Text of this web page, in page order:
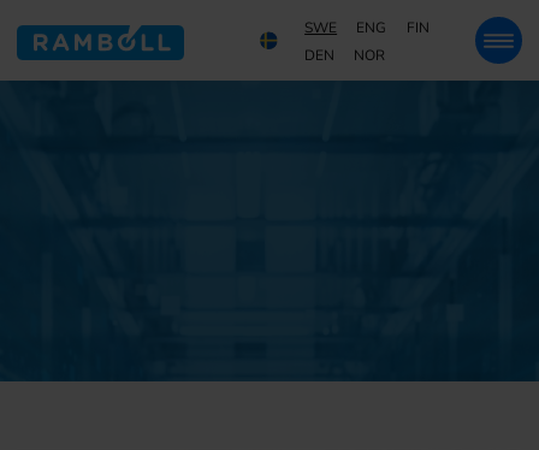
SWE ENG
FIN
DEN
NOR